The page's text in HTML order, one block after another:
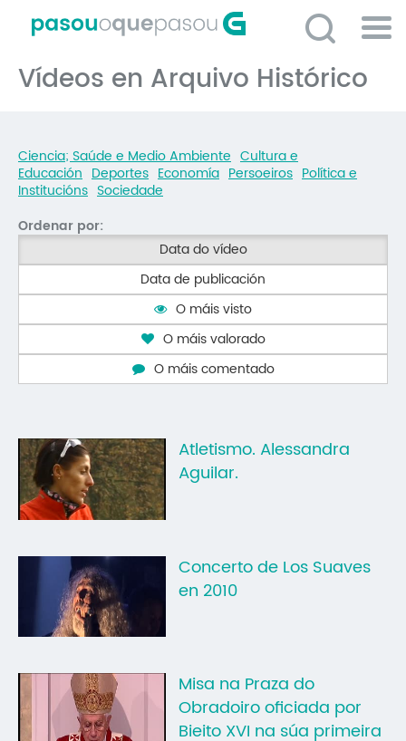
contido
Vídeos en Arquivo Histórico
Ciencia; Saúde e Medio Ambiente Cultura e
Educación Deportes Economía Persoeiros Política e
Institucións Sociedade
Ordenar por:
Data do vídeo
Data de publicación
O máis visto
O máis valorado
O máis comentado
Atletismo. Alessandra
Aguilar.
Concerto de Los Suaves
en 2010
Misa na Praza do
Obradoiro oficiada por
Bieito XVI na súa primeira